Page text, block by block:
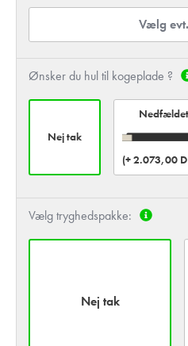
Vælg
Ønsker du hul til kogeplade ?
Nej tak
Nedfældet
(+ 2.073,00
Vælg tryghedspakke:
Nej tak